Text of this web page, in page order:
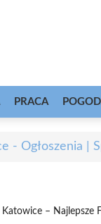
PRACA
- Ogłoszenia |
Katowice –